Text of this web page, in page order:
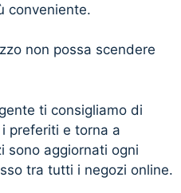
conveniente.
non possa scendere
ti consigliamo di
preferiti e torna a
sono aggiornati ogni
tra tutti i negozi online.